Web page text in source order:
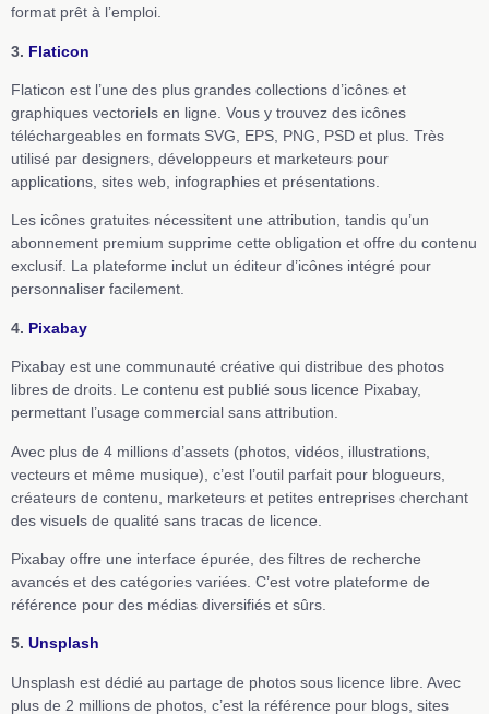
format prêt à l’emploi.
3. Flaticon
Flaticon est l’une des plus grandes collections d’icônes et
graphiques vectoriels en ligne. Vous y trouvez des icônes
téléchargeables en formats SVG, EPS, PNG, PSD et plus. Très
utilisé par designers, développeurs et marketeurs pour
applications, sites web, infographies et présentations.
Les icônes gratuites nécessitent une attribution, tandis qu’un
abonnement premium supprime cette obligation et offre du contenu
exclusif. La plateforme inclut un éditeur d’icônes intégré pour
personnaliser facilement.
4. Pixabay
Pixabay est une communauté créative qui distribue des photos
libres de droits. Le contenu est publié sous licence Pixabay,
permettant l’usage commercial sans attribution.
Avec plus de 4 millions d’assets (photos, vidéos, illustrations,
vecteurs et même musique), c’est l’outil parfait pour blogueurs,
créateurs de contenu, marketeurs et petites entreprises cherchant
des visuels de qualité sans tracas de licence.
Pixabay offre une interface épurée, des filtres de recherche
avancés et des catégories variées. C’est votre plateforme de
référence pour des médias diversifiés et sûrs.
5. Unsplash
Unsplash est dédié au partage de photos sous licence libre. Avec
plus de 2 millions de photos, c’est la référence pour blogs, sites